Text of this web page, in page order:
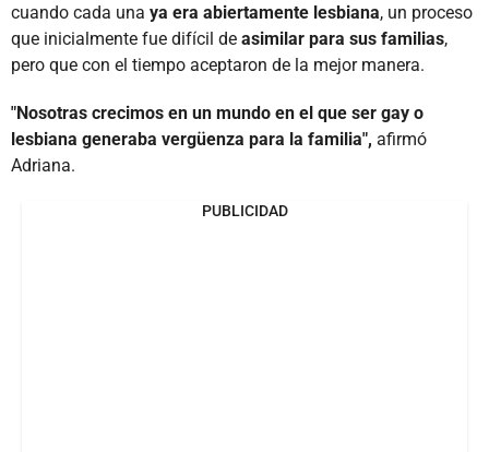
cuando cada una ya era abiertamente lesbiana, un proceso
que inicialmente fue difícil de asimilar para sus familias,
pero que con el tiempo aceptaron de la mejor manera.
"Nosotras crecimos en un mundo en el que ser gay o
lesbiana generaba vergüenza para la familia", afirmó
Adriana.
PUBLICIDAD